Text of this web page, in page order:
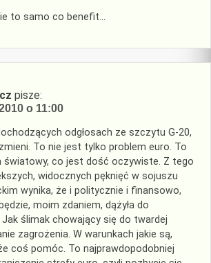
to samo co benefit…
pisze:
o 11:00
odgłosach ze szczytu G-20,
To nie jest tylko problem euro. To
światowy, co jest dość oczywiste. Z tego
widocznych pęknięć w sojuszu
wynika, że i politycznie i finansowo,
moim zdaniem, dążyła do
Jak ślimak chowający się do twardej
zagrożenia. W warunkach jakie są,
coś pomóc. To najprawdopodobniej